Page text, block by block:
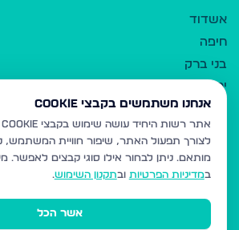
אשדוד
חיפה
בני ברק
ירושלים
אלעד
גבעת זאב
בית שמש
רכסים
מודיעין עילית
אנחנו משתמשים בקבצי Cookie
לצורך תפעול האתר, שיפור חוויית המשתמש,
מותאם. ניתן לבחור אילו סוגי קבצים לאפשר.
במדיניות הפרטיות ובתקנון השימוש.
אשר הכל